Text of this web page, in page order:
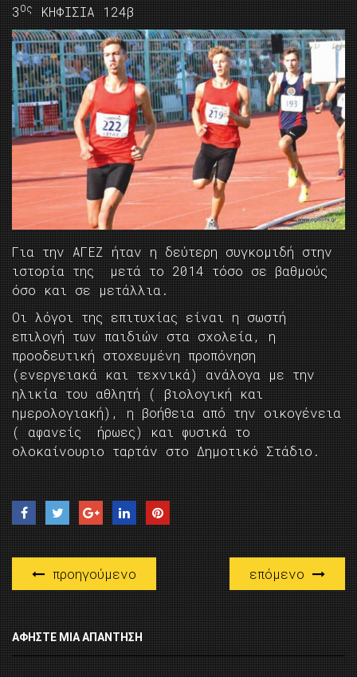
3Ος ΚΗΦΙΣΙΑ 124β
Για την ΑΓΕΖ ήταν η δεύτερη συγκομιδή στην
ιστορία της μετά το 2014 τόσο σε βαθμούς
όσο και σε μετάλλια.
Οι λόγοι της επιτυχίας είναι η σωστή
επιλογή των παιδιών στα σχολεία, η
προοδευτική στοχευμένη προπόνηση
(ενεργειακά και τεχνικά) ανάλογα με την
ηλικία του αθλητή ( βιολογική και
ημερολογιακή), η βοήθεια από την οικογένεια
( αφανείς ήρωες) και φυσικά το
ολοκαίνουριο ταρτάν στο Δημοτικό Στάδιο.
προηγούμενο επόμενο
ΑΦΉΣΤΕ ΜΙΑ ΑΠΆΝΤΗΣΗ